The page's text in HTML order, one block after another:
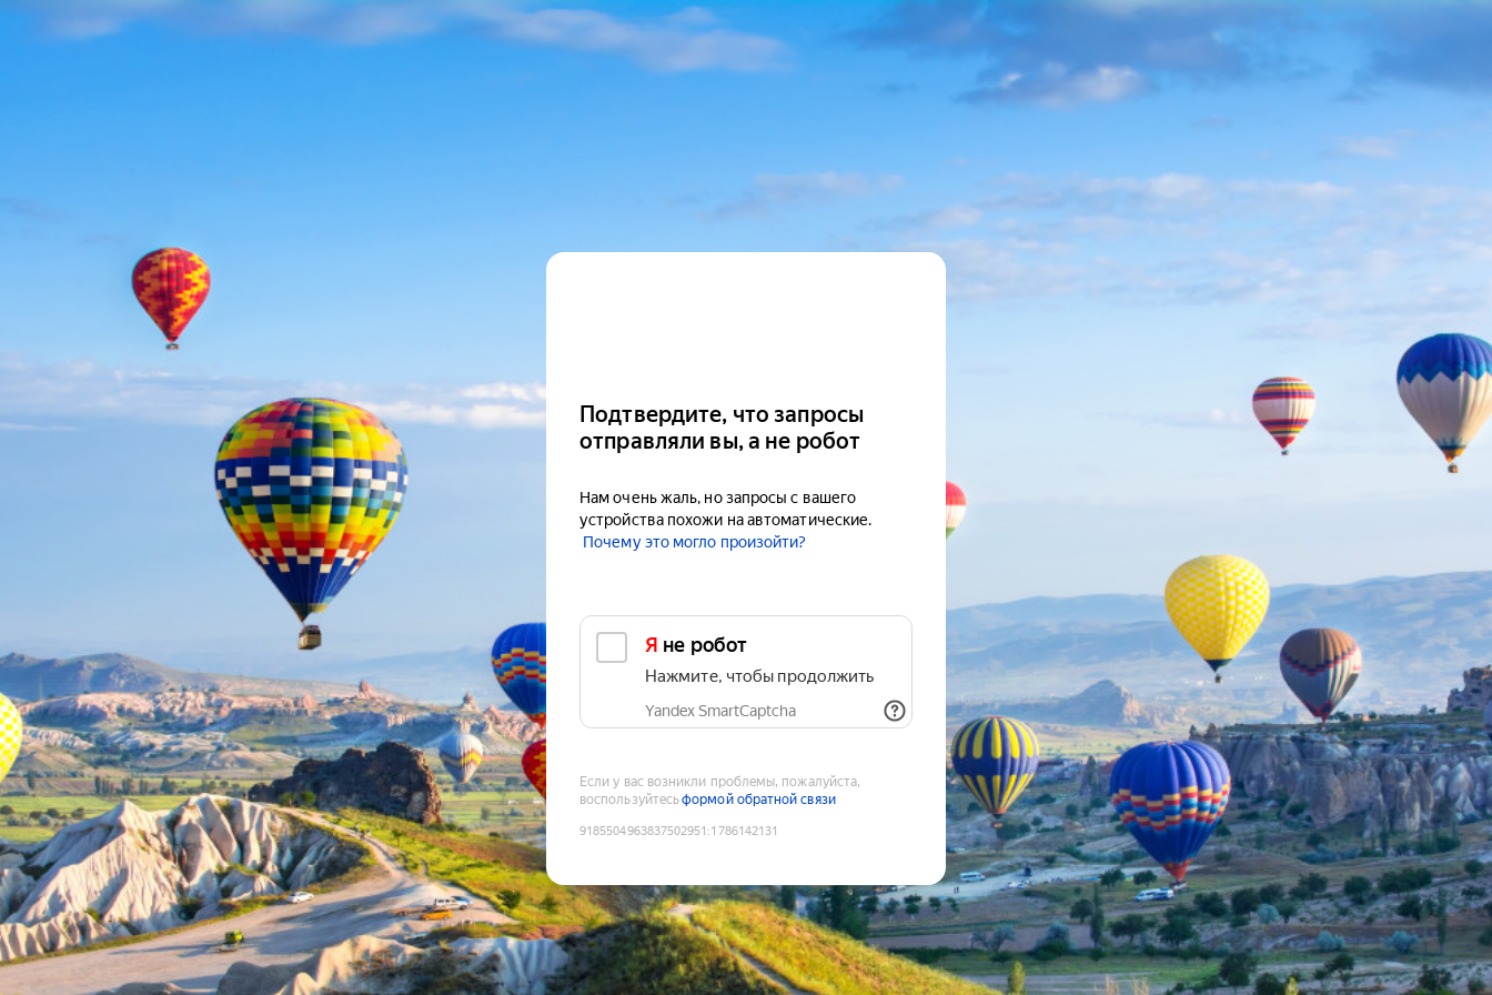
Подтвердите, что запросы
отправляли вы, а не робот
Нам очень жаль, но запросы с вашего
устройства похожи на автоматические.
Почему это могло произойти?
Я не робот
Нажмите, чтобы продолжить
Yandex SmartCaptcha
Если у вас возникли проблемы, пожалуйста,
воспользуйтесьформой обратной связи
9185504963837502951 :1786142131